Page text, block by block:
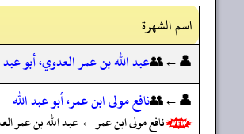
اسم الشهرة
👤←👥عبد الله بن عمر العدوي، أبو
👤←👥نافع مولى ابن عمر، أبو عبد الله
نافع مولى ابن عمر ← عبد الله بن عمر